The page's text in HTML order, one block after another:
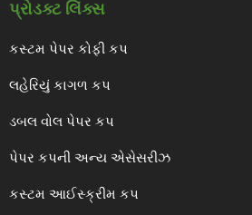
પ્રોડક્ટ લિંક્સ
કસ્ટમ પેપર કોફી કપ
લહેરિયું કાગળ કપ
ડબલ વોલ પેપર કપ
પેપર કપની અન્ય એસેસરીઝ
કસ્ટમ આઈસ્ક્રીમ કપ